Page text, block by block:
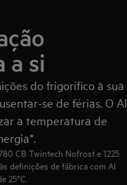
a si
do frigorífico à sua
se de férias. O AI
a temperatura de
CB Twintech Nofrost e 1225
definições de fábrica com AI
25°C.